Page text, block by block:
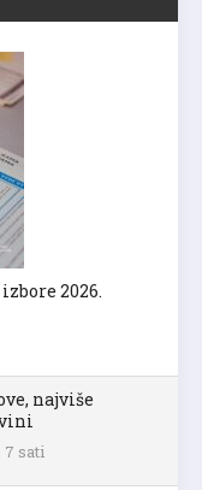
2026.
najviše
7 sati